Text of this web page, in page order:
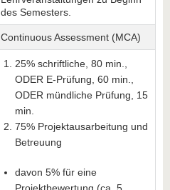
des Semesters.
Continuous Assessment (MCA)
25% schriftliche, 80 min.,
ODER E-Prüfung, 60 min.,
ODER mündliche Prüfung, 15
min.
75% Projektausarbeitung und
Betreuung
davon 5% für eine